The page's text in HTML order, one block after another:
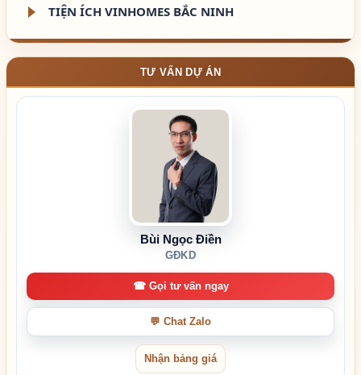
TIỆN ÍCH VINHOMES BẮC NINH
TƯ VẤN DỰ ÁN
Bùi Ngọc Điền
GĐKD
☎ Gọi tư vấn ngay
💬 Chat Zalo
Nhận bảng giá